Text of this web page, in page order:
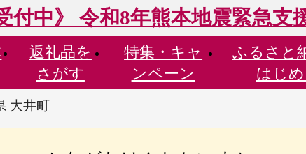
付中》 令和8年熊本地震緊急支
返礼品を
さがす
特集・ キャ
ンペーン
ふるさと
はじ
大井町